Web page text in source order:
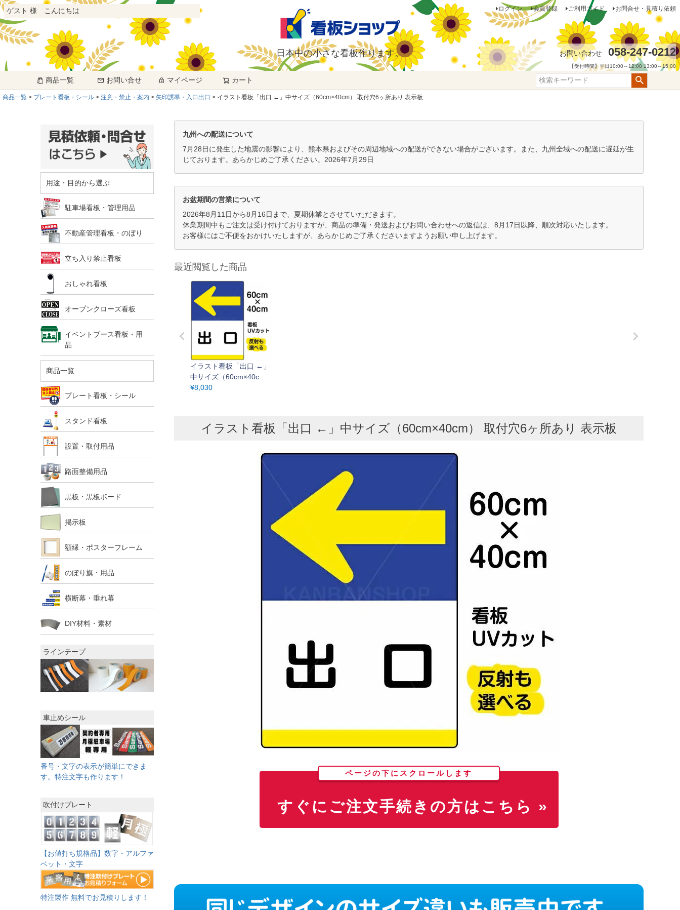
ゲスト 様 こんにちは
日本中の小さな看板作ります。
ログイン 会員登録 ご利用ガイド お問合せ・見積り依頼
お問い合わせ 058-247-0212
【受付時間】平日10:00～12:00 13:00～15:00
商品一覧 お問い合せ マイページ カート
商品一覧 プレート看板・シール 注意・禁止・案内 矢印誘導・入口出口 イラスト看板「出口 ←」中サイズ（60cm×40cm） 取付穴6ヶ所あり 表示板
用途・目的から選ぶ
駐車場看板・管理用品
不動産管理看板・のぼり
立ち入り禁止看板
おしゃれ看板
オープンクローズ看板
イベントブース看板・用
品
商品一覧
プレート看板・シール
スタンド看板
設置・取付用品
路面整備用品
黒板・黒板ボード
掲示板
額縁・ポスターフレーム
のぼり旗・用品
横断幕・垂れ幕
DIY材料・素材
ラインテープ
車止めシール
番号・文字の表示が簡単にできま
す。特注文字も作ります！
吹付けプレート
【お値打ち規格品】数字・アルファ
ベット・文字
特注製作 無料でお見積りします！
九州への配送について
7月28日に発生した地震の影響により、熊本県およびその周辺地域への配送ができない場合がございます。また、九州全域への配送に遅延が生
じております。あらかじめご了承ください。2026年7月29日
お盆期間の営業について
2026年8月11日から8月16日まで、夏期休業とさせていただきます。
休業期間中もご注文は受け付けておりますが、商品の準備・発送およびお問い合わせへの返信は、8月17日以降、順次対応いたします。
お客様にはご不便をおかけいたしますが、あらかじめご了承くださいますようお願い申し上げます。
最近閲覧した商品
イラスト看板「出口 ←」
中サイズ（60cm×40c
m） 取付穴6ヶ所あり 表
¥8,030
イラスト看板「出口 ←」中サイズ（60cm×40cm） 取付穴6ヶ所あり 表示板
ページの下にスクロールします
すぐにご注文手続きの方はこちら »